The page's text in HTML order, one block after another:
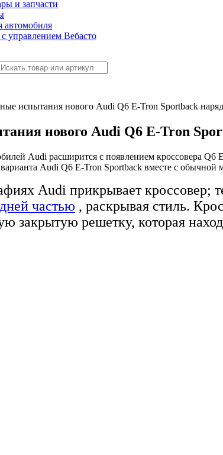
и запчасти
управлением Вебасто
испытания нового Audi Q6 E-Tron Sportback
нового Audi Q6 E-Tron
Audi расширится с появлением кроссовера Q6
варианта Audi Q6 E-Tron Sportback вместе с обычной
Audi прикрывает кроссовер;
частью , раскрывая стиль.
закрытую решетку, которая